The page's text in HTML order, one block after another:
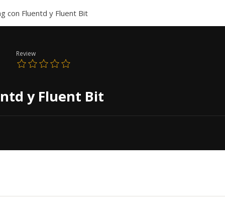
con Fluentd y Fluent Bit
Review
y Fluent Bit